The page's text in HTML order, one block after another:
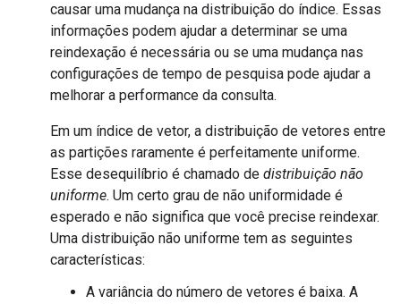
causar uma mudança na distribuição do índice. Essas
informações podem ajudar a determinar se uma
reindexação é necessária ou se uma mudança nas
configurações de tempo de pesquisa pode ajudar a
melhorar a performance da consulta.
Em um índice de vetor, a distribuição de vetores entre
as partições raramente é perfeitamente uniforme.
Esse desequilíbrio é chamado de distribuição não
uniforme. Um certo grau de não uniformidade é
esperado e não significa que você precise reindexar.
Uma distribuição não uniforme tem as seguintes
características:
A variância do número de vetores é baixa. A